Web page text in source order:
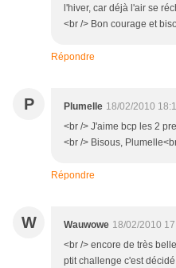
l'hiver, car déjà l'air se
<br /> Bon courage et
Répondre
P Plumelle 18/02/2010
<br /> J'aime bcp les 2
<br /> Bisous,
Répondre
W Wauwowe 18/02/2010
<br /> encore de très
ptit challenge c'est